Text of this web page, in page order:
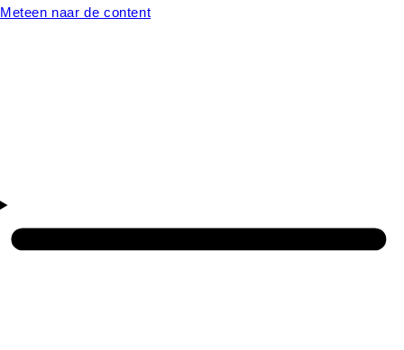
Meteen naar de content